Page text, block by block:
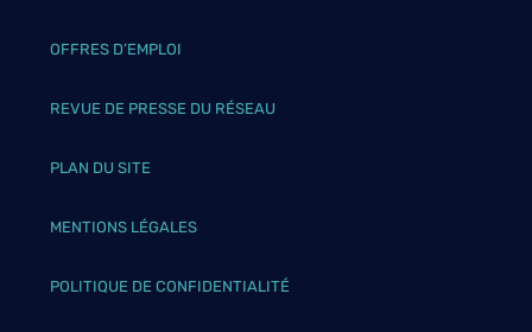
OFFRES D’EMPLOI
REVUE DE PRESSE DU RÉSEAU
PLAN DU SITE
MENTIONS LÉGALES
POLITIQUE DE CONFIDENTIALITÉ